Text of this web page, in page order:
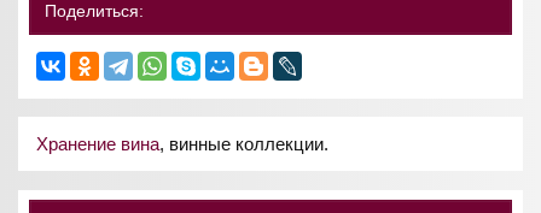
Поделиться:
Хранение вина, винные коллекции.